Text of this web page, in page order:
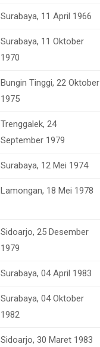
Surabaya, 11 April 1966
Surabaya, 11 Oktober
1970
Bungin Tinggi, 22 Oktober
1975
Trenggalek, 24
September 1979
Surabaya, 12 Mei 1974
Lamongan, 18 Mei 1978
Sidoarjo, 25 Desember
1979
Surabaya, 04 April 1983
Surabaya, 04 Oktober
1982
Sidoarjo, 30 Maret 1983